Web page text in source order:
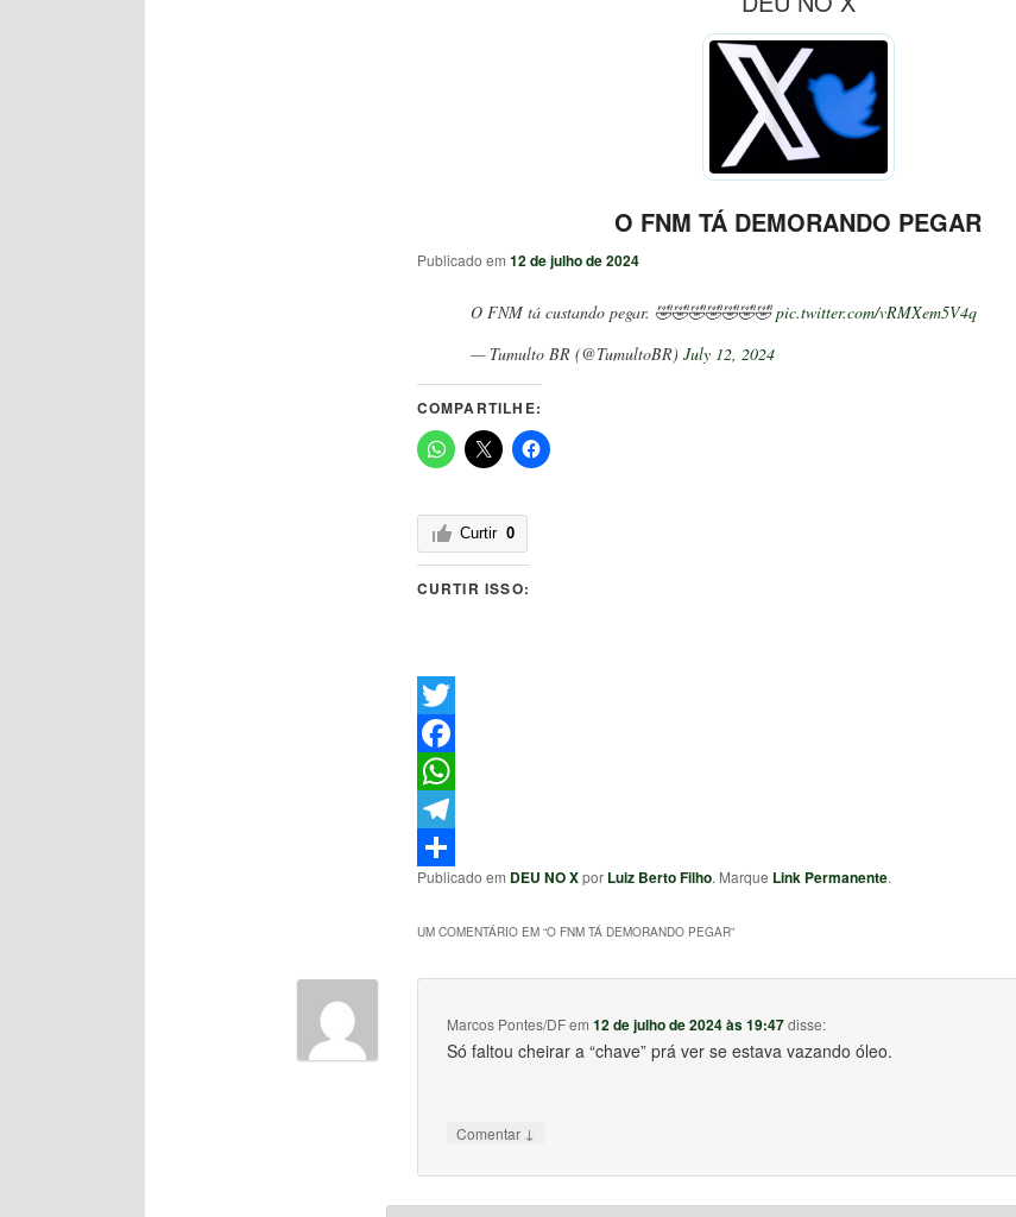
O FNM TÁ DEMORANDO PEGAR
Publicado em 12 de julho de 2024
O FNM tá custando pegar. 🤣🤣🤣🤣🤣🤣🤣pic.twitter.com/vRMXem5V4q
— Tumulto BR (@TumultoBR) July 12, 2024
COMPARTILHE:
Curtir 0
CURTIR ISSO:
Twitter
Facebook
WhatsApp
Telegram
Share
Publicado em DEU NO Xpor Luiz Berto Filho. Marque Link Permanente.
UM COMENTÁRIO EM “O FNM TÁ DEMORANDO PEGAR”
Marcos Pontes/DFem12 de julho de 2024 às 19:47disse:
Só faltou cheirar a “chave” prá ver se estava vazando óleo.
Comentar ↓